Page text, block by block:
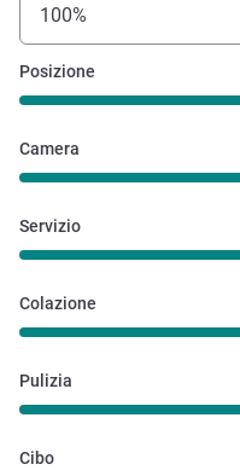
100%
Posizione
Camera
Servizio
Colazione
Pulizia
Cibo